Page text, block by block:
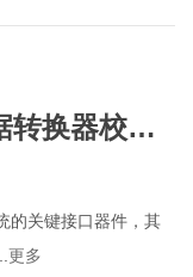
转换器校准
的关键接口器件，其
更多